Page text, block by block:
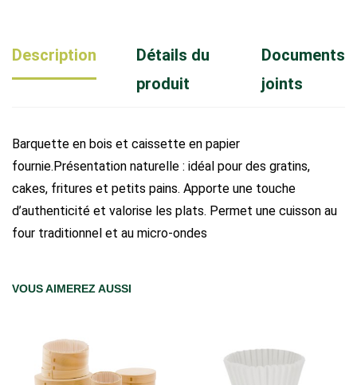
Description
Détails du
produit
Documents
joints
Barquette en bois et caissette en papier
fournie.Présentation naturelle : idéal pour des gratins,
cakes, fritures et petits pains. Apporte une touche
d’authenticité et valorise les plats. Permet une cuisson au
four traditionnel et au micro-ondes
VOUS AIMEREZ AUSSI